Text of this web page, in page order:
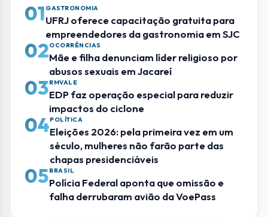
01 GASTRONOMIA
UFRJ oferece capacitação gratuita para
empreendedores da gastronomia em SJC
02OCORRÊNCIAS
Mãe e filha denunciam líder religioso por
abusos sexuais em Jacareí
03RMVALE
EDP faz operação especial para reduzir
impactos do ciclone
04POLÍTICA
Eleições 2026: pela primeira vez em um
século, mulheres não farão parte das
chapas presidenciáveis
05BRASIL
Polícia Federal aponta que omissão e
falha derrubaram avião da VoePass